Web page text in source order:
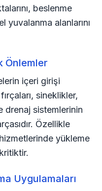
beslenme
yuvalanma alanlarını
Önlemler
içeri girişi
sineklikler,
drenaj sistemlerinin
Özellikle
hizmetlerinde yükleme
Uygulamaları